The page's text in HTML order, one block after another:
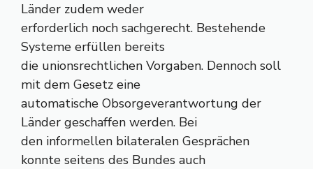
Länder zudem weder
erforderlich noch sachgerecht. Bestehende
Systeme erfüllen bereits
die unionsrechtlichen Vorgaben. Dennoch soll
mit dem Gesetz eine
automatische Obsorgeverantwortung der
Länder geschaffen werden. Bei
den informellen bilateralen Gesprächen
konnte seitens des Bundes auch